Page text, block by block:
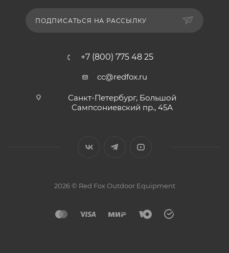
ПОДПИСАТЬСЯ НА РАССЫЛКУ
+7 (800) 775 48 25
cc@redfox.ru
Санкт-Петербург, Большой
Сампсониевский пр., 45А
2026 © Red Fox Outdoor Equipment